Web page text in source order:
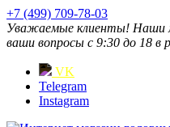
+7 (499) 709-78-03
Уважаемые клиенты! Наши
ваши вопросы с 9:30 до 18 в
VK
Telegram
Instagram